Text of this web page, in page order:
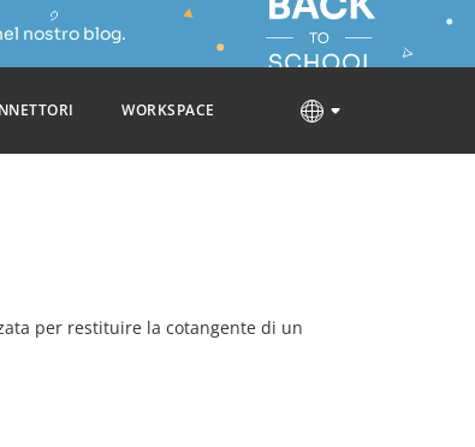
nostro blog.
WORKSPACE
per restituire la cotangente di un